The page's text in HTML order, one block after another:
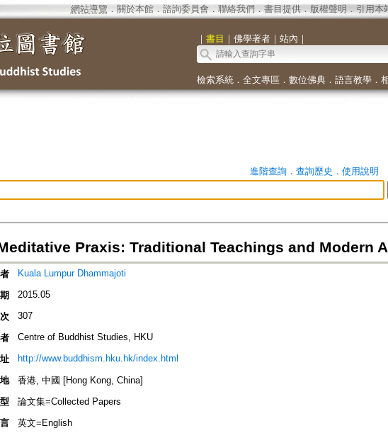
網站導覽 ． 關於本館． 諮詢委員會． 聯絡我們 ． 書目提供． 版權聲明 ． 引用本
｜ 書目 ｜ 佛學著者｜ 站內 ｜
檢索系統． 全文專區 ． 數位佛典． 語言教學．
進階查詢． 查詢歷史 ． 使用說明
Praxis: Traditional Teachings and Modern
Kuala Lumpur Dhammajoti
2015.05
307
Centre of Buddhist Studies, HKU
http://www.buddhism.hku.hk/index.html
香港, 中國 [Hong Kong, China]
論文集=Collected Papers
英文=English